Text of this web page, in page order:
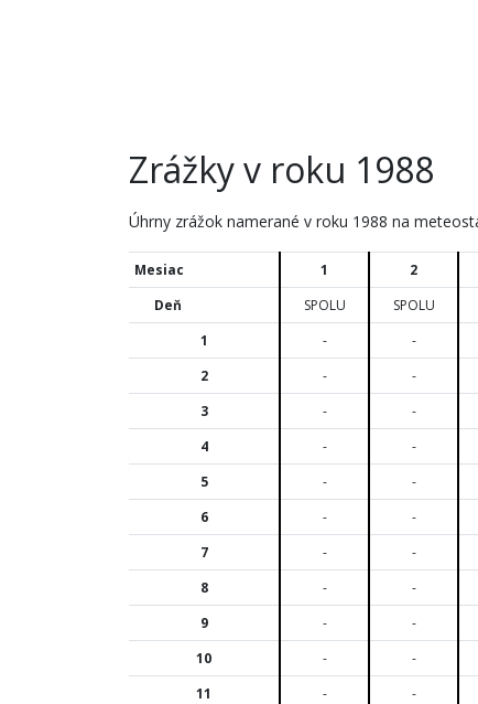
Zrážky v roku 1988
Úhrny zrážok namerané v roku 1988 na
Mesiac 1 2
Deň
SPOLU SPOLU
1
- -
2
- -
3
- -
4
- -
5
- -
6
- -
7
- -
8
- -
9
- -
10
- -
11
- -